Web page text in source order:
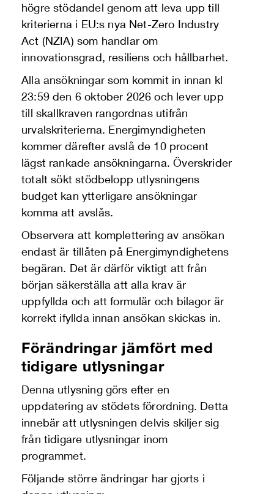
högre stödandel genom att leva upp till
kriterierna i EU:s nya Net-Zero Industry
Act (NZIA) som handlar om
innovationsgrad, resiliens och hållbarhet.
Alla ansökningar som kommit in innan kl
23:59 den 6 oktober 2026 och lever upp
till skallkraven rangordnas utifrån
urvalskriterierna. Energimyndigheten
kommer därefter avslå de 10 procent
lägst rankade ansökningarna. Överskrider
totalt sökt stödbelopp utlysningens
budget kan ytterligare ansökningar
komma att avslås.
Observera att komplettering av ansökan
endast är tillåten på Energimyndighetens
begäran. Det är därför viktigt att från
början säkerställa att alla krav är
uppfyllda och att formulär och bilagor är
korrekt ifyllda innan ansökan skickas in.
Förändringar jämfört med
tidigare utlysningar
Denna utlysning görs efter en
uppdatering av stödets förordning. Detta
innebär att utlysningen delvis skiljer sig
från tidigare utlysningar inom
programmet.
Följande större ändringar har gjorts i